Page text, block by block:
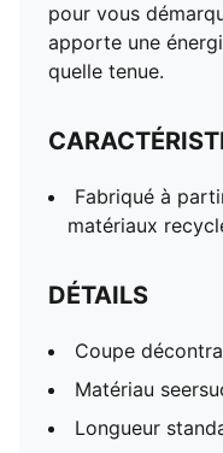
pour vous
apporte une
quelle tenue.
Fabriqué à
matériaux
DÉTAILS
Coupe
Matériau
Longueur